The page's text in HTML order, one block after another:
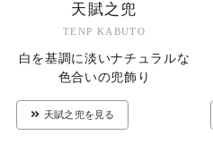
天賦之兜
TENP KABUTO
白を基調に淡いナチュラルな
色合いの兜飾り
天賦之兜を見る